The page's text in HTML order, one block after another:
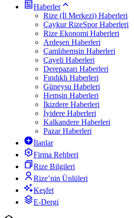
Haberler
Rize (İl Merkezi) Haberleri
Çaykur RizeSpor Haberleri
Rize Ekonomi Haberleri
Ardeşen Haberleri
Çamlıhemşin Haberleri
Çayeli Haberleri
Derepazarı Haberleri
Fındıklı Haberleri
Güneysu Habeleri
Hemşin Haberleri
İkizdere Haberleri
İyidere Haberleri
Kalkandere Haberleri
Pazar Haberleri
İlanlar
Firma Rehberi
Rize Bilgileri
Rize’nin Ünlüleri
Keşfet
E-Dergi